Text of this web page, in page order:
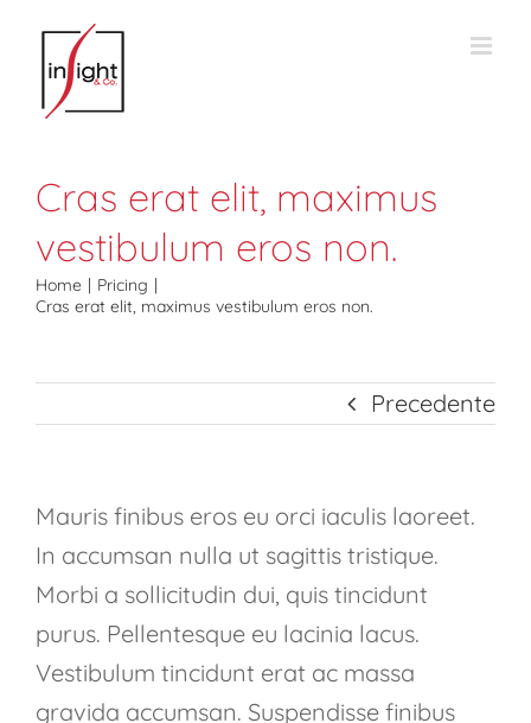
contenuto
Cras erat elit, maximus
vestibulum eros non.
Home
Pricing
Cras erat elit, maximus vestibulum eros non.
Precedente
Mauris finibus eros eu orci iaculis laoreet.
In accumsan nulla ut sagittis tristique.
Morbi a sollicitudin dui, quis tincidunt
purus. Pellentesque eu lacinia lacus.
Vestibulum tincidunt erat ac massa
gravida accumsan. Suspendisse finibus